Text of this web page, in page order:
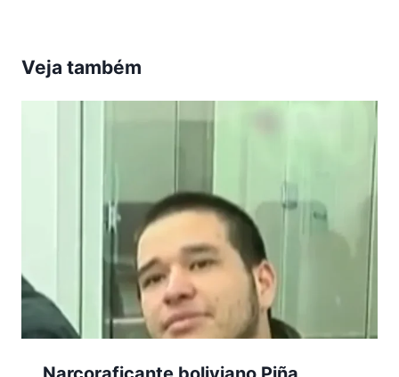
Veja também